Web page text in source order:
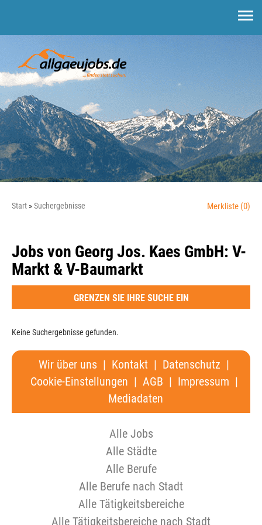
Start Suchergebnisse Merkliste (0)
Jobs von Georg Jos. Kaes GmbH: V-
Markt & V-Baumarkt
GRENZEN SIE IHRE SUCHE EIN
Keine Suchergebnisse gefunden.
Wir über uns | Kontakt | Datenschutz |
Cookie-Einstellungen | AGB | Impressum |
Mediadaten
Alle Jobs
Alle Städte
Alle Berufe
Alle Berufe nach Stadt
Alle Tätigkeitsbereiche
Alle Tätigkeitsbereiche nach Stadt